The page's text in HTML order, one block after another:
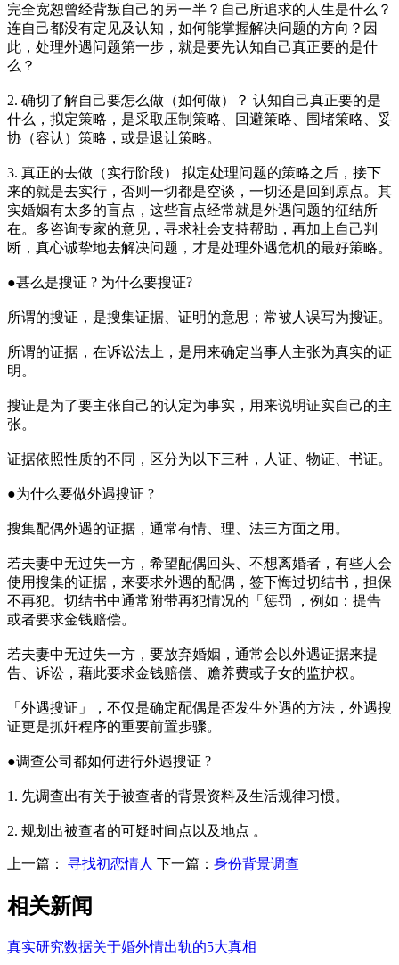
完全宽恕曾经背叛自己的另一半？自己所追求的人生是什么？
连自己都没有定见及认知，如何能掌握解决问题的方向？因
此，处理外遇问题第一步，就是要先认知自己真正要的是什
么？
2. 确切了解自己要怎么做（如何做）？ 认知自己真正要的是
什么，拟定策略，是采取压制策略、回避策略、围堵策略、妥
协（容认）策略，或是退让策略。
3. 真正的去做（实行阶段） 拟定处理问题的策略之后，接下
来的就是去实行，否则一切都是空谈，一切还是回到原点。其
实婚姻有太多的盲点，这些盲点经常就是外遇问题的征结所
在。多咨询专家的意见，寻求社会支持帮助，再加上自己判
断，真心诚挚地去解决问题，才是处理外遇危机的最好策略。
●甚么是搜证 ? 为什么要搜证?
所谓的搜证，是搜集证据、证明的意思；常被人误写为搜证。
所谓的证据，在诉讼法上，是用来确定当事人主张为真实的证
明。
搜证是为了要主张自己的认定为事实，用来说明证实自己的主
张。
证据依照性质的不同，区分为以下三种，人证、物证、书证。
●为什么要做外遇搜证 ?
搜集配偶外遇的证据，通常有情、理、法三方面之用。
若夫妻中无过失一方，希望配偶回头、不想离婚者，有些人会
使用搜集的证据，来要求外遇的配偶，签下悔过切结书，担保
不再犯。切结书中通常附带再犯情况的「惩罚 ，例如：提告
或者要求金钱赔偿。
若夫妻中无过失一方，要放弃婚姻，通常会以外遇证据来提
告、诉讼，藉此要求金钱赔偿、赡养费或子女的监护权。
「外遇搜证」，不仅是确定配偶是否发生外遇的方法，外遇搜
证更是抓奸程序的重要前置步骤。
●调查公司都如何进行外遇搜证 ?
1. 先调查出有关于被查者的背景资料及生活规律习惯。
2. 规划出被查者的可疑时间点以及地点 。
上一篇： 寻找初恋情人 下一篇： 身份背景调查
相关新闻
真实研究数据关于婚外情出轨的5大真相